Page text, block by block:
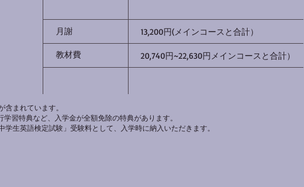
月謝
教材費
13,200円(メインコースと合計）
20,740円~22,630円メインコースと合計）
まれています。
習特典など、入学金が全額免除の特典があります。
生英語検定試験」受験料として、入学時に納入いただきます。